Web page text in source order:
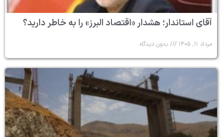
آقای استاندار؛ هشدار «اقتصاد البرز» را به خاطر دارید؟
مرداد ۱۱, ۱۴۰۵ بدون دیدگاه